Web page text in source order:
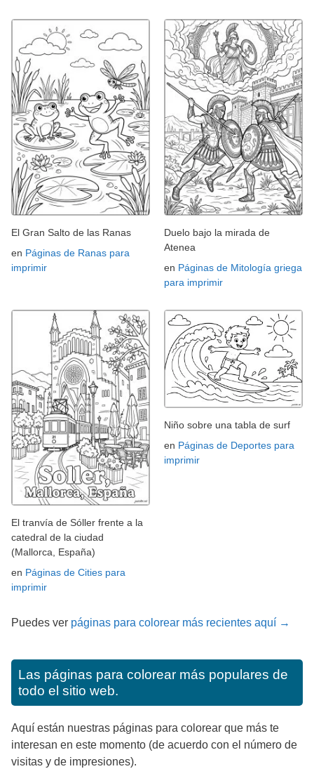
El Gran Salto de las Ranas
en Páginas de Ranas para
imprimir
Duelo bajo la mirada de
Atenea
en Páginas de Mitología griega
para imprimir
El tranvía de Sóller frente a la
catedral de la ciudad
(Mallorca, España)
en Páginas de Cities para
imprimir
Niño sobre una tabla de surf
en Páginas de Deportes para
imprimir
Puedes ver páginas para colorear más recientes aquí →
Las páginas para colorear más populares de
todo el sitio web.
Aquí están nuestras páginas para colorear que más te
interesan en este momento (de acuerdo con el número de
visitas y de impresiones).